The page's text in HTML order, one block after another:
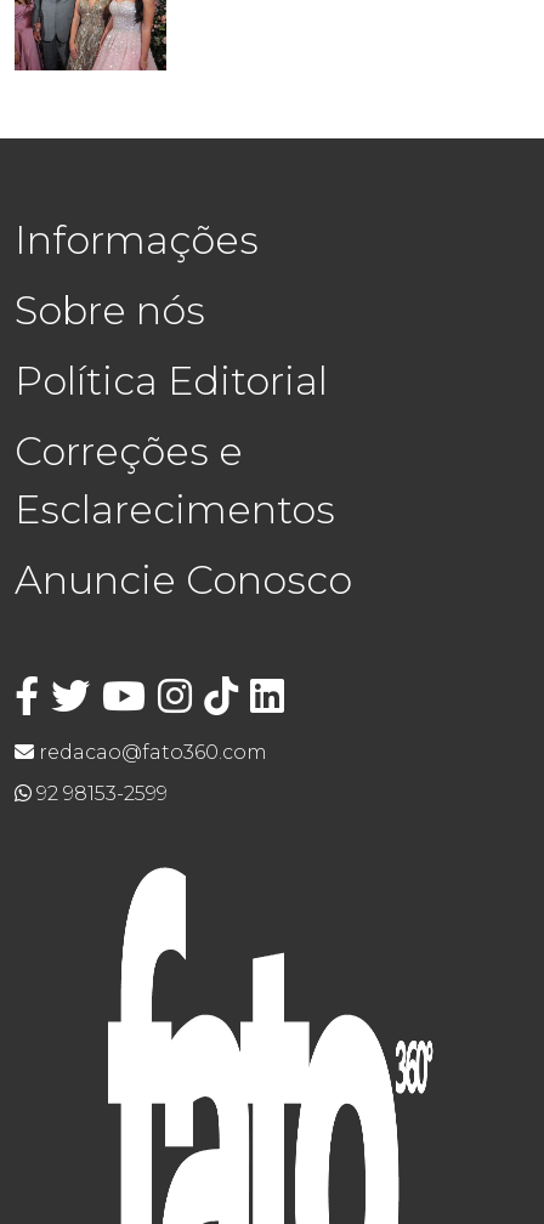
Informações
Sobre nós
Política Editorial
Correções e
Esclarecimentos
Anuncie Conosco
redacao@fato360.com
92 98153-2599